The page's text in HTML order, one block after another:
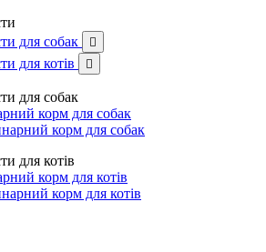
для собак

для котів 
для собак
корм для собак
корм для собак
для котів
корм для котів
корм для котів